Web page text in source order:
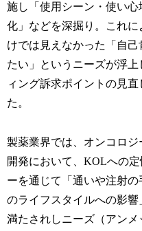
施し「使用シーン・使い心
化」などを深掘り。これに
けでは見えなかった「自己
たい」というニーズが浮上
ィング訴求ポイントの見直
た。
製薬業界では、オンコロジ
開発において、KOLへの定
ーを通じて「通いや注射の
のライフスタイルへの影響
満たされしニーズ（アンメ